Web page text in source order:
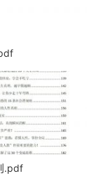
.pdf